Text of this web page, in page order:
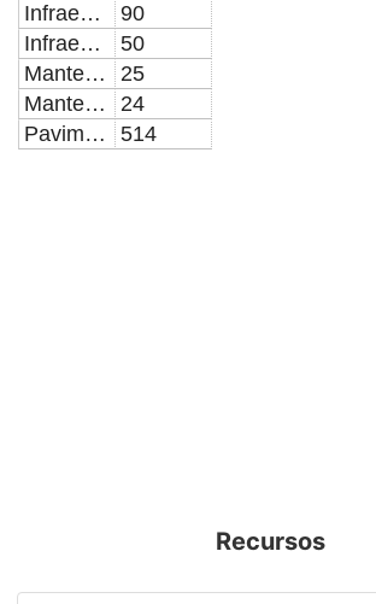
Infraestructura en Nutrición
90
Infraestructura Hidrosanitaria
50
Mantenimiento Vial Mayor
25
Mantenimiento Vial Menor
24
Pavimentación
514
Recursos